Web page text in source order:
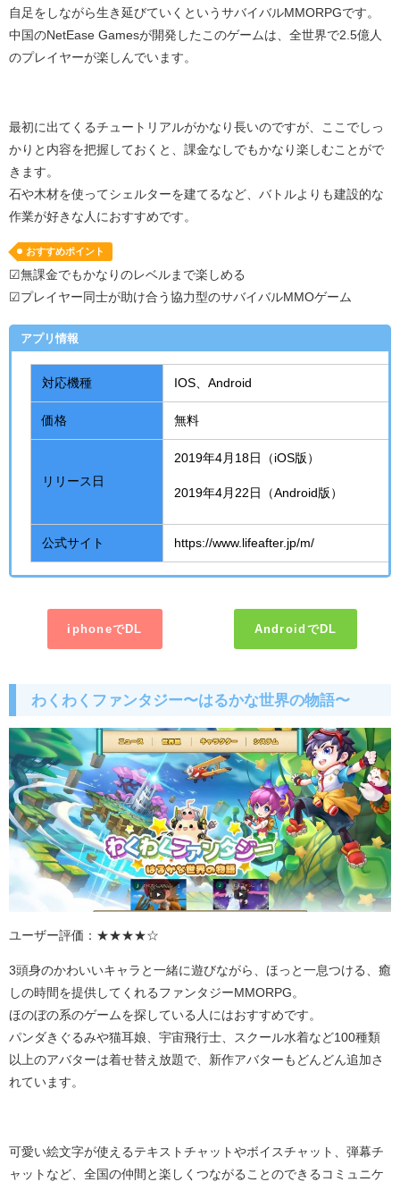
自足をしながら生き延びていくというサバイバルMMORPGです。
中国のNetEase Gamesが開発したこのゲームは、全世界で2.5億人
のプレイヤーが楽しんでいます。
最初に出てくるチュートリアルがかなり長いのですが、ここでしっ
かりと内容を把握しておくと、課金なしでもかなり楽しむことがで
きます。
石や木材を使ってシェルターを建てるなど、バトルよりも建設的な
作業が好きな人におすすめです。
おすすめポイント
☑無課金でもかなりのレベルまで楽しめる
☑プレイヤー同士が助け合う協力型のサバイバルMMOゲーム
アプリ情報
対応機種 IOS、 Android
価格 無料
リリース日
2019年4 月 18日（ iOS版）
2019年4 月 22 日（ Android 版）
公式サイト https://www.lifeafter.jp/m/
iphoneでDL AndroidでDL
わくわくファンタジー〜はるかな世界の物語〜
ユーザー評価：★★★★☆
3頭身のかわいいキャラと一緒に遊びながら、ほっと一息つける、癒
しの時間を提供してくれるファンタジーMMORPG。
ほのぼの系のゲームを探している人にはおすすめです。
パンダきぐるみや猫耳娘、宇宙飛行士、スクール水着など100種類
以上のアバターは着せ替え放題で、新作アバターもどんどん追加さ
れています。
可愛い絵文字が使えるテキストチャットやボイスチャット、弾幕チ
ャットなど、全国の仲間と楽しくつながることのできるコミュニケ